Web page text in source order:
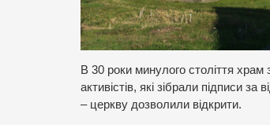
В 30 роки минулого століття храм
активістів, які зібрали підписи
– церкву дозволили відкрити.